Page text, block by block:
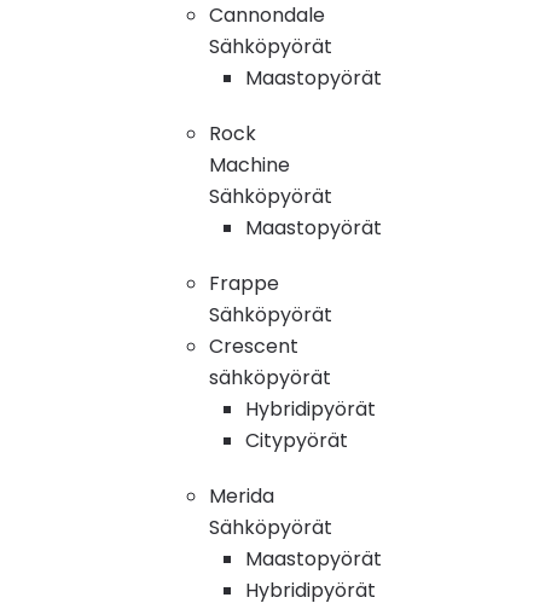
Cannondale
Sähköpyörät
Maastopyörät
Rock
Machine
Sähköpyörät
Maastopyörät
Frappe
Sähköpyörät
Crescent
sähköpyörät
Hybridipyörät
Citypyörät
Merida
Sähköpyörät
Maastopyörät
Hybridipyörät